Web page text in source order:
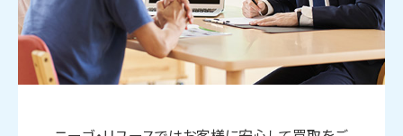
ウェブから1分
かんたん査定見積
フリーダイヤル
0120-1212-25